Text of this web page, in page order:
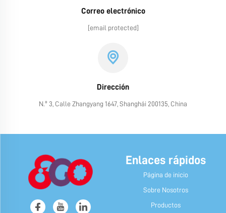
Correo electrónico
[email protected]
Dirección
N.º 3, Calle Zhangyang 1647, Shanghái 200135, China
Enlaces rápidos
Página de inicio
Sobre Nosotros
Productos